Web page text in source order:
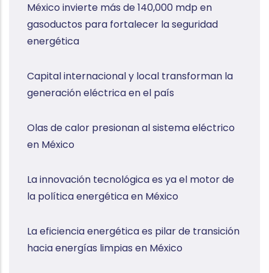
México invierte más de 140,000 mdp en
gasoductos para fortalecer la seguridad
energética
Capital internacional y local transforman la
generación eléctrica en el país
Olas de calor presionan al sistema eléctrico
en México
La innovación tecnológica es ya el motor de
la política energética en México
La eficiencia energética es pilar de transición
hacia energías limpias en México